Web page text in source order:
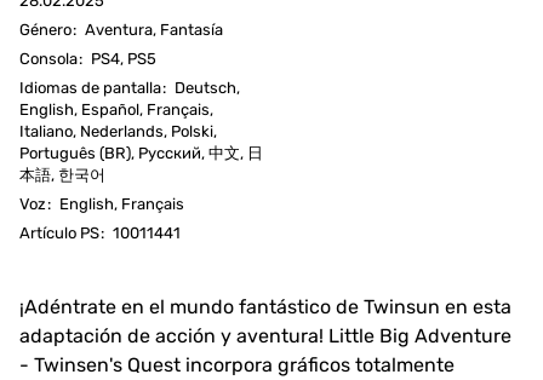
Género: Aventura, Fantasía
Consola: PS4, PS5
Idiomas de pantalla: Deutsch,
English, Español, Français,
Italiano, Nederlands, Polski,
Português (BR), Русский, 中文, 日
本語, 한국어
Voz: English, Français
Artículo PS: 10011441
¡Adéntrate en el mundo fantástico de Twinsun en esta
adaptación de acción y aventura! Little Big Adventure
- Twinsen's Quest incorpora gráficos totalmente